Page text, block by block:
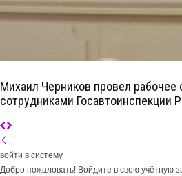
Михаил Черников провел рабочее
сотрудниками Госавтоинспекции
войти в систему
Добро пожаловать! Войдите в свою учётную